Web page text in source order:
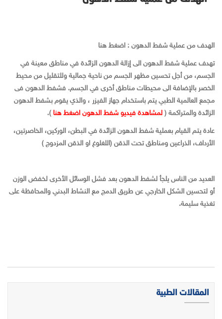
الهدف من عملية شفط الدهون : اضغط هنا
تهدف عملية شفط الدهون الى إزالة الدهون الزائدة في مناطق معينة في
الجسم، من أجل تحسين مظهر الجسم من ناحية جمالية وللتقليل من محيط
الخصر بالإضافة الى محيطات مناطق أخرى في الجسم. فشفط الدهون فى
مجمع العالمية الطبي يتم باستخدام جهاز الفيزر ، والذي يقوم بشفط الدهون
الزائدة والمتراكمة ( لمشاهدة فيديو شفط الدهون اضغط هنا ).
عادة يتم القيام بعملية شفط الدهون الزائدة في البطن، الوركين، الخاصرتين،
الأرداف، الذراعين ومناطق تحت الذقن (اللغلوغ او الذقن المزدوج )
العديد من الناس يلجأ لشفط الدهون بعد فشل الوسائل الأخرى لخفض الوزن
أو لتحسين الشكل الخارجي عن طريق الدمج مع النشاط البدني والمحافظة على
تغذية سليمة.
المقالات الطبية